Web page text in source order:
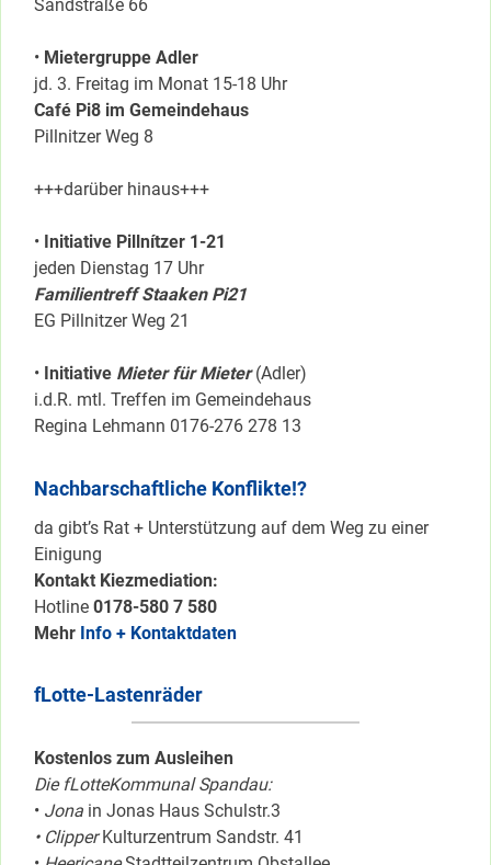
Sandstraße 66
• Mietergruppe Adler
jd. 3. Freitag im Monat 15-18 Uhr
Café Pi8 im Gemeindehaus
Pillnitzer Weg 8
+++darüber hinaus+++
• Initiative Pillnítzer 1-21
jeden Dienstag 17 Uhr
Familientreff Staaken Pi21
EG Pillnitzer Weg 21
• Initiative Mieter für Mieter(Adler)
i.d.R. mtl. Treffen im Gemeindehaus
Regina Lehmann 0176-276 278 13
Nachbarschaftliche Konflikte!?
da gibt’s Rat + Unterstützung auf dem Weg zu einer
Einigung
Kontakt Kiezmediation:
Hotline 0178-580 7 580
Mehr Info + Kontaktdaten
fLotte-Lastenräder
Kostenlos zum Ausleihen
Die fLotteKommunal Spandau:
• Jona in Jonas Haus Schulstr.3
• ClipperKulturzentrum Sandstr. 41